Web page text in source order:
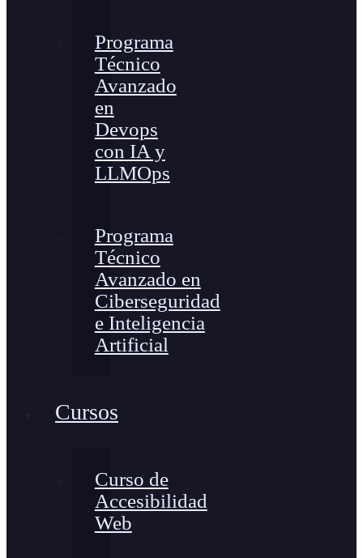
Programa
Técnico
Avanzado
en
Devops
con IA y
LLMOps
Programa
Técnico
Avanzado en
Ciberseguridad
e Inteligencia
Artificial
Cursos
Curso de
Accesibilidad
Web